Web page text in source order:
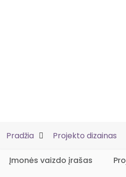
Pradžia Projekto dizainas
Įmonės vaizdo įrašas